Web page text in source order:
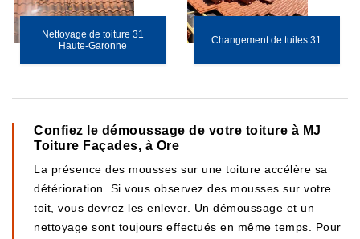
Nettoyage de toiture 31
Haute-Garonne
Changement de tuiles 31
Confiez le démoussage de votre toiture à MJ
Toiture Façades, à Ore
La présence des mousses sur une toiture accélère sa
détérioration. Si vous observez des mousses sur votre
toit, vous devrez les enlever. Un démoussage et un
nettoyage sont toujours effectués en même temps. Pour